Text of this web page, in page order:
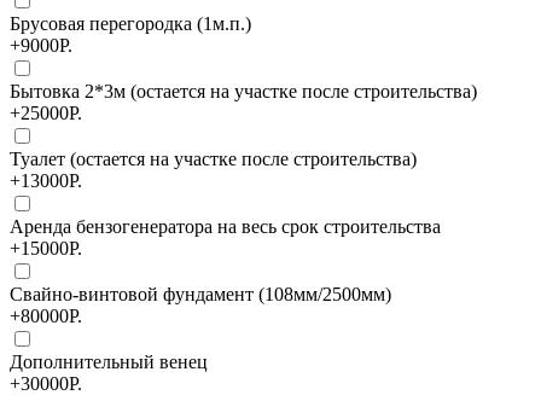
Брусовая перегородка (1м.п.)
+9000Р.
Бытовка 2*3м (остается на участке после строительства)
+25000Р.
Туалет (остается на участке после строительства)
+13000Р.
Аренда бензогенератора на весь срок строительства
+15000Р.
Свайно-винтовой фундамент (108мм/2500мм)
+80000Р.
Дополнительный венец
+30000Р.